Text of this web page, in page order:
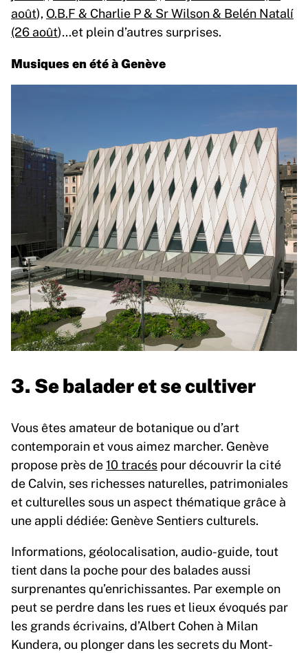
août), O.B.F & Charlie P & Sr Wilson & Belén Natalí
(26 août)…et plein d’autres surprises.
Musiques en été à Genève
3. Se balader et se cultiver
Vous êtes amateur de botanique ou d’art
contemporain et vous aimez marcher. Genève
propose près de10 tracés pour découvrir la cité
de Calvin, ses richesses naturelles, patrimoniales
et culturelles sous un aspect thématique grâce à
une appli dédiée: Genève Sentiers culturels.
Informations, géolocalisation, audio-guide, tout
tient dans la poche pour des balades aussi
surprenantes qu’enrichissantes. Par exemple on
peut se perdre dans les rues et lieux évoqués par
les grands écrivains, d’Albert Cohen à Milan
Kundera, ou plonger dans les secrets du Mont-